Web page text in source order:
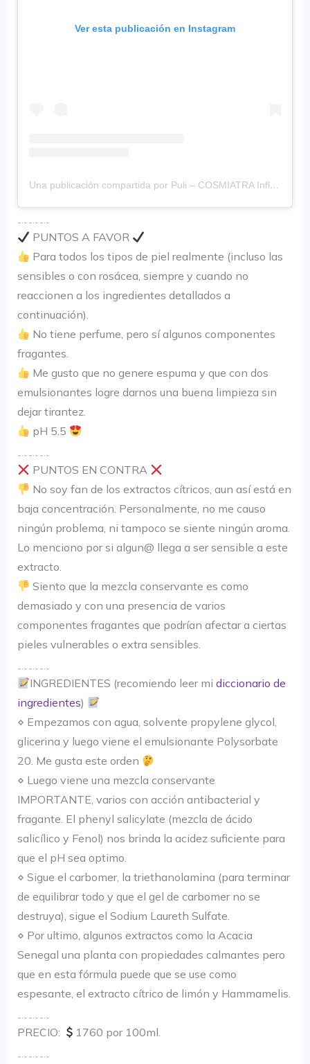
Ver esta publicación en Instagram
Una publicación compartida por Puli – COSMIATRA Influencer
PUNTOS A FAVOR
Para todos los tipos de piel realmente (incluso las
sensibles o con rosácea, siempre y cuando no
reaccionen a los ingredientes detallados a
continuación).
No tiene perfume, pero sí algunos componentes
fragantes.
Me gusto que no genere espuma y que con dos
emulsionantes logre darnos una buena limpieza sin
dejar tirantez.
pH 5.5
PUNTOS EN CONTRA
No soy fan de los extractos cítricos, aun así está en
baja concentración. Personalmente, no me causo
ningún problema, ni tampoco se siente ningún aroma.
Lo menciono por si algun@ llega a ser sensible a este
extracto.
Siento que la mezcla conservante es como
demasiado y con una presencia de varios
componentes fragantes que podrían afectar a ciertas
pieles vulnerables o extra sensibles.
INGREDIENTES (recomiendo leer mi diccionario de
ingredientes)
⋄ Empezamos con agua, solvente propylene glycol,
glicerina y luego viene el emulsionante Polysorbate
20. Me gusta este orden
⋄ Luego viene una mezcla conservante
IMPORTANTE, varios con acción antibacterial y
fragante. El phenyl salicylate (mezcla de ácido
salicílico y Fenol) nos brinda la acidez suficiente para
que el pH sea optimo.
⋄ Sigue el carbomer, la triethanolamina (para terminar
de equilibrar todo y que el gel de carbomer no se
destruya), sigue el Sodium Laureth Sulfate.
⋄ Por ultimo, algunos extractos como la Acacia
Senegal una planta con propiedades calmantes pero
que en esta fórmula puede que se use como
espesante, el extracto cítrico de limón y Hammamelis.
PRECIO:
1760 por 100ml.